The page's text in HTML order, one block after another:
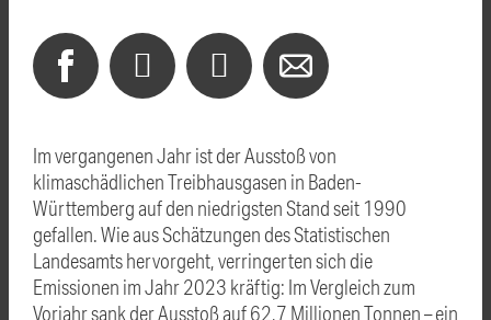
Im vergangenen Jahr ist der Ausstoß von
klimaschädlichen Treibhausgasen in Baden-
Württemberg auf den niedrigsten Stand seit 1990
gefallen. Wie aus Schätzungen des Statistischen
Landesamts hervorgeht, verringerten sich die
Emissionen im Jahr 2023 kräftig: Im Vergleich zum
Vorjahr sank der Ausstoß auf 62,7 Millionen Tonnen – ein